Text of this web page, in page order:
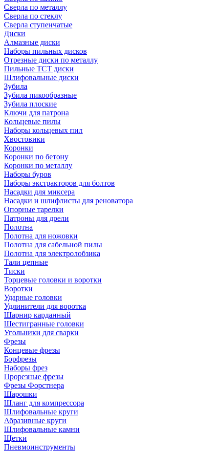
Сверла по металлу
Сверла по стеклу
Сверла ступенчатые
Диски
Алмазные диски
Наборы пильных дисков
Отрезные диски по металлу
Пильные TCT диски
Шлифовальные диски
Зубила
Зубила пикообразные
Зубила плоские
Ключи для патрона
Кольцевые пилы
Наборы кольцевых пил
Хвостовики
Коронки
Коронки по бетону
Коронки по металлу
Наборы буров
Наборы экстракторов для болтов
Насадки для миксера
Насадки и шлифлисты для реноватора
Опорные тарелки
Патроны для дрели
Полотна
Полотна для ножовки
Полотна для сабельной пилы
Полотна для электролобзика
Тали цепные
Тиски
Торцевые головки и воротки
Воротки
Ударные головки
Удлинители для воротка
Шарнир карданный
Шестигранные головки
Угольники для сварки
Фрезы
Концевые фрезы
Борфрезы
Наборы фрез
Прорезные фрезы
Фрезы Форстнера
Шарошки
Шланг для компрессора
Шлифовальные круги
Абразивные круги
Шлифовальные камни
Щетки
Пневмоинструменты